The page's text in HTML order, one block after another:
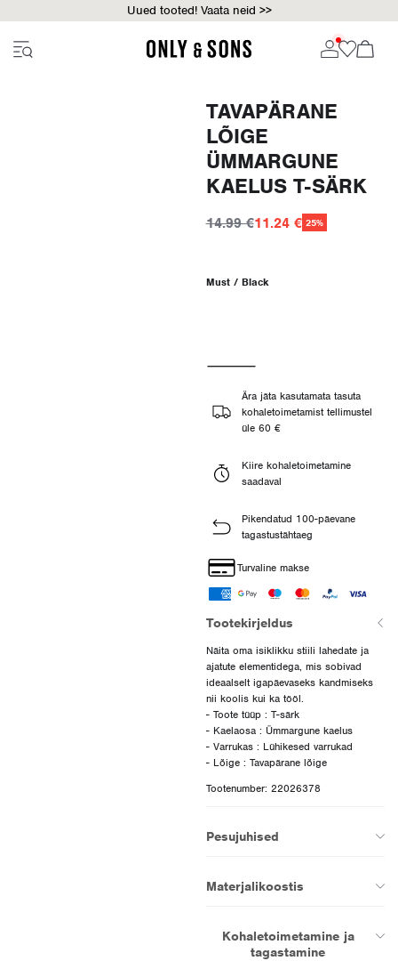
Uued tooted! Vaata neid >>
TAVAPÄRANE
LÕIGE
ÜMMARGUNE
KAELUS T-SÄRK
14.99 €11.24 € 25%
Must / Black
Ära jäta kasutamata tasuta
kohaletoimetamist tellimustel
üle 60 €
Kiire kohaletoimetamine
saadaval
Pikendatud 100-päevane
tagastustähtaeg
Turvaline makse
Tootekirjeldus
Näita oma isiklikku stiili lahedate ja
ajatute elementidega, mis sobivad
ideaalselt igapäevaseks kandmiseks
nii koolis kui ka tööl.
- Toote tüüp : T-särk
- Kaelaosa : Ümmargune kaelus
- Varrukas : Lühikesed varrukad
- Lõige : Tavapärane lõige
Tootenumber: 22026378
Pesujuhised
Materjalikoostis
Kohaletoimetamine ja
tagastamine